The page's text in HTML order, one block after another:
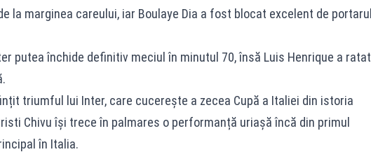
la marginea careului, iar Boulaye Dia a fost blocat excelent de portarul
putea închide definitiv meciul în minutul 70, însă Luis Henrique a ratat
triumful lui Inter, care cucerește a zecea Cupă a Italiei din istoria
Chivu își trece în palmares o performanță uriașă încă din primul
în Italia.